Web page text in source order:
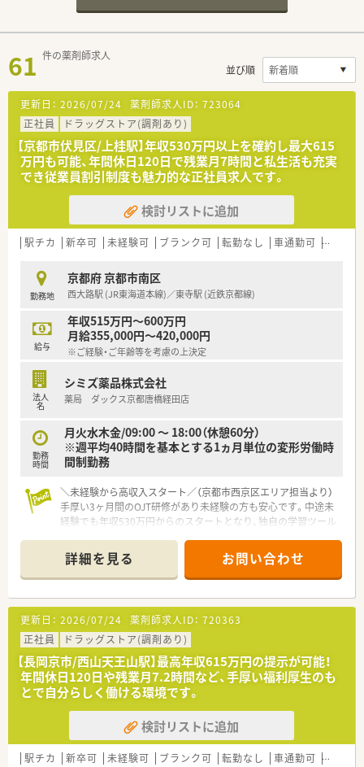
61 件の薬剤師求人
並び順
更新日： 2026/07/24 薬剤師求人ID： 723064
正社員
ドラッグストア(調剤あり)
【京都市伏見区/上桂駅】年収530万円以上を確約し最大615
万円も可能、年間休日120日で残業月7時間と私生活も充実
でき従業員割引制度も魅力的な正社員求人です。
検討リストに追加
駅チカ 新卒可 未経験可 ブランク可 転勤なし 車通勤可 高給与
勤務地
京都府 京都市南区
西大路駅 (JR東海道本線)／東寺駅 (近鉄京都線)
給与
年収515万円～600万円
月給355,000円～420,000円
※ご経験・ご年齢等を考慮の上決定
法人
名
シミズ薬品株式会社
薬局 ダックス京都唐橋経田店
勤務
時間
月火水木金/09:00 ～ 18:00（休憩60分）
※週平均40時間を基本とする1ヵ月単位の変形労働時
間制勤務
＼未経験から高収入スタート／（京都市西京区エリア担当より）
手厚い3ヶ月間のOJT研修があり未経験の方も安心です。中途未
経験でも年収530万円からのスタートとなり、独自の学習ツール
＊------------------------------------------＊
【店舗情報と応需状況について】
■上桂駅から徒歩で15分ほどに位置しており、車での通勤も可
能で地域に根差した店舗運営を行っています。
■処方箋の応需枚数は1日10枚ほどと、薬剤師1名に対して非常
にゆとりがある環境が整っています。
■調剤業務のほかにお客様からのOTC医薬品に関する相談も受
けており、面対応の薬局として貢献しています。
【募集背景と求める人物像について】
■子育てが落ち着いた世代の復帰や、即戦力として活躍できる方
の採用に向けて募集を行っています。（48文字）
■周囲の状況を察して理解する力があり、チームでコツコツと協
力して頑張れる方を求めています。
■調剤業務の経験がある方はもちろん、後輩の指導や教育に携わ
詳細を見る お問い合わせ
更新日： 2026/07/24 薬剤師求人ID： 720363
正社員
ドラッグストア(調剤あり)
【長岡京市/西山天王山駅】最高年収615万円の提示が可能！
年間休日120日や残業月7.2時間など、手厚い福利厚生のも
とで自分らしく働ける環境です。
検討リストに追加
駅チカ 新卒可 未経験可 ブランク可 転勤なし 車通勤可 高給与